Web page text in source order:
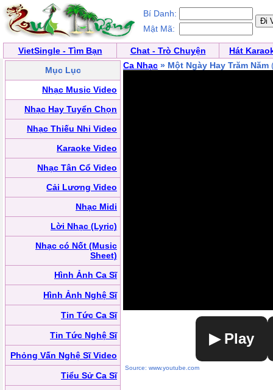
Bí Danh:
Mật Mã:
VietSingle - Tìm Bạn Chat - Trò Chuyện
Hát
Mục Lục
Nhạc Music Video
Nhạc Hay Tuyển Chọn
Nhạc Thiếu Nhi Video
Karaoke Video
Nhạc Tân Cổ Video
Cải Lương Video
Nhạc Midi
Lời Nhạc (Lyric)
Nhạc có Nốt (Music
Sheet)
Hình Ảnh Ca Sĩ
Hình Ảnh Nghệ Sĩ
Tin Tức Ca Sĩ
Tin Tức Nghệ Sĩ
Phỏng Vấn Nghệ Sĩ Video
Tiểu Sử Ca Sĩ
Ca Nhạc » Một Ngày Hay Trăm Năm
▶ Play
Source: www.youtube.com